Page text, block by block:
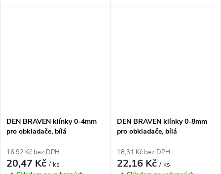
DEN BRAVEN klínky 0-4mm
pro obkladače, bílá
16,92 Kč bez DPH
20,47 Kč/ ks
DEN BRAVEN klínky 0-8mm
pro obkladače, bílá
18,31 Kč bez DPH
22,16 Kč/ ks